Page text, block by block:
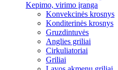
Kepimo, virimo įranga
Konvekcinės krosnys
Konditerinės krosnys
Gruzdintuvės
Anglies griliai
Cirkuliatoriai
Griliai